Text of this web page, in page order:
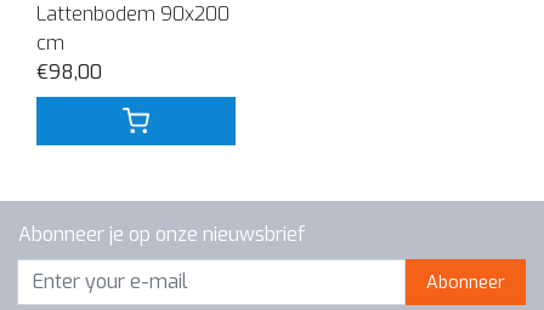
Lattenbodem 90x200
cm
€98,00
Abonneer je op onze nieuwsbrief
Abonneer